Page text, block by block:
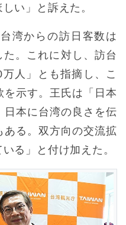
い」と訴えた。
湾からの訪日客数は
。これに対し、訪台
人」とも指摘し、こ
示す。王氏は「日本
日本に台湾の良さを伝
ある。双方向の交流拡
る」と付け加えた。